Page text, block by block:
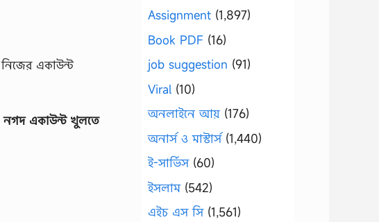
একাউন্ট
নগদ একাউন্ট খুলতে
Assignment (1,897)
Book PDF (16)
job suggestion (91)
Viral (10)
অনলাইনে আয় (176)
অনার্স ও মাস্টার্স(1,440)
ই-সার্ভিস(60)
ইসলাম(542)
এইচ এস সি(1,561)